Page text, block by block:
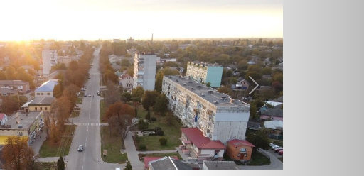
Next